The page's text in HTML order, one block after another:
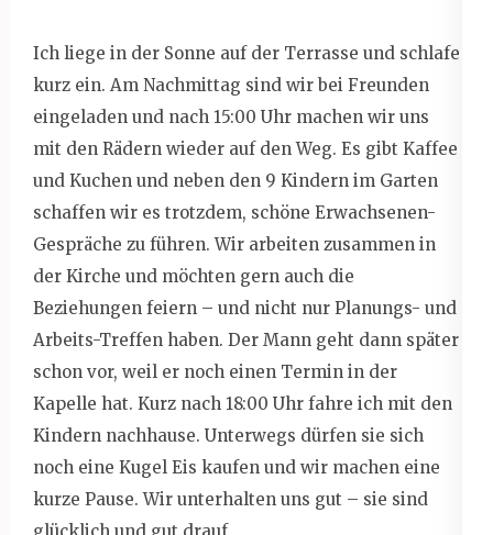
Ich liege in der Sonne auf der Terrasse und schlafe
kurz ein. Am Nachmittag sind wir bei Freunden
eingeladen und nach 15:00 Uhr machen wir uns
mit den Rädern wieder auf den Weg. Es gibt Kaffee
und Kuchen und neben den 9 Kindern im Garten
schaffen wir es trotzdem, schöne Erwachsenen-
Gespräche zu führen. Wir arbeiten zusammen in
der Kirche und möchten gern auch die
Beziehungen feiern – und nicht nur Planungs- und
Arbeits-Treffen haben. Der Mann geht dann später
schon vor, weil er noch einen Termin in der
Kapelle hat. Kurz nach 18:00 Uhr fahre ich mit den
Kindern nachhause. Unterwegs dürfen sie sich
noch eine Kugel Eis kaufen und wir machen eine
kurze Pause. Wir unterhalten uns gut – sie sind
glücklich und gut drauf.